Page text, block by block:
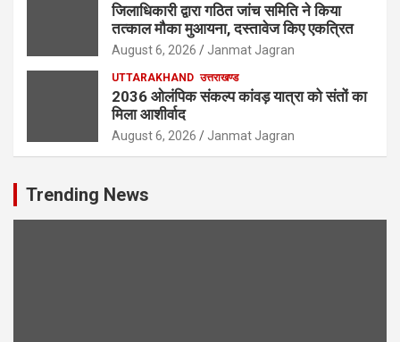
जिलाधिकारी द्वारा गठित जांच समिति ने किया
तत्काल मौका मुआयना, दस्तावेज किए एकत्रित
August 6, 2026 Janmat Jagran
UTTARAKHAND उत्तराखण्ड
2036 ओलंपिक संकल्प कांवड़ यात्रा को संतों का
मिला आशीर्वाद
August 6, 2026 Janmat Jagran
Trending News